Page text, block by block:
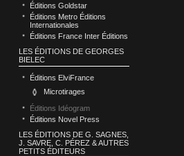
Éditions Goldstar
Éditions Metro Éditions
Internationales
Éditions France Inter Éditions
LES ÉDITIONS DE GEORGES
BIELEC
Éditions ElviFrance
Microtirages
Éditions Idéogram
Éditions Novel Press
LES ÉDITIONS DE G. SAGNES,
J. SAVRE, C. PÉREZ & AUTRES
PETITS ÉDITEURS